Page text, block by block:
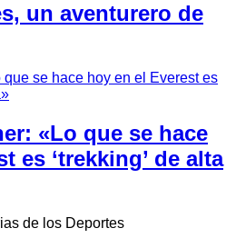
un aventurero de
«Lo que se hace
es ‘trekking’ de alta
de los Deportes